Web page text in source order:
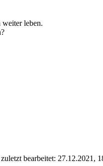
weiter leben.
bearbeitet: 27.12.2021,